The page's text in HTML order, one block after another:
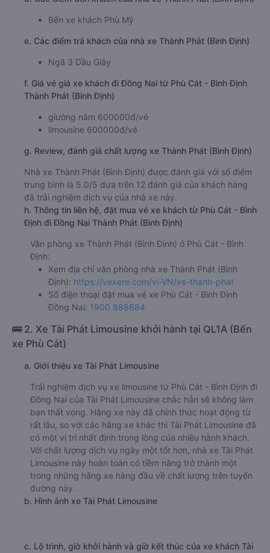
Bến xe khách Phù Mỹ
e. Các điểm trả khách của nhà xe Thành Phát (Bình Định)
Ngã 3 Dầu Giây
f. Giá vé giá xe khách đi Đồng Nai từ Phù Cát - Bình Định
Thành Phát (Bình Định)
giường nằm 600000đ/vé
limousine 600000đ/vé
g. Review, đánh giá chất lượng xe Thành Phát (Bình Định)
Nhà xe Thành Phát (Bình Định) được đánh giá với số điểm
trung bình là 5.0/5 dựa trên 12 đánh giá của khách hàng
đã trải nghiệm dịch vụ của nhà xe này.
h. Thông tin liên hệ, đặt mua vé xe khách từ Phù Cát - Bình
Định đi Đồng Nai Thành Phát (Bình Định)
Văn phòng xe Thành Phát (Bình Định) ở Phù Cát - Bình
Định:
Xem địa chỉ văn phòng nhà xe Thành Phát (Bình
Định): https://vexere.com/vi-VN/xe-thanh-phat
Số điện thoại đặt mua vé xe Phù Cát - Bình Định
Đồng Nai: 1900 888684
🚌 2. Xe Tài Phát Limousine khởi hành tại QL1A (Bến
xe Phù Cát)
a. Giới thiệu xe Tài Phát Limousine
Trải nghiệm dịch vụ xe limousine từ Phù Cát - Bình Định đi
Đồng Nai của Tài Phát Limousine chắc hẳn sẽ không làm
bạn thất vọng. Hãng xe này đã chính thức hoạt động từ
rất lâu, so với các hãng xe khác thì Tài Phát Limousine đã
có một vị trí nhất định trong lòng của nhiều hành khách.
Với chất lượng dịch vụ ngày một tốt hơn, nhà xe Tài Phát
Limousine này hoàn toàn có tiềm năng trở thành một
trong những hãng xe hàng đầu về chất lượng trên tuyến
đường này.
b. Hình ảnh xe Tài Phát Limousine
c. Lộ trình, giờ khởi hành và giờ kết thúc của xe khách Tài